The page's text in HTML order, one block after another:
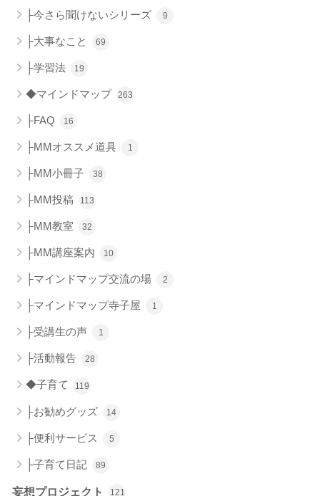
├今さら聞けないシリーズ 9
├大事なこと 69
├学習法 19
◆マインドマップ 263
├FAQ 16
├MMオススメ道具 1
├MM小冊子 38
├MM投稿 113
├MM教室 32
├MM講座案内 10
├マインドマップ交流の場 2
├マインドマップ寺子屋 1
├受講生の声 1
├活動報告 28
◆子育て 119
├お勧めグッズ 14
├便利サービス 5
├子育て日記 89
妄想プロジェクト 121